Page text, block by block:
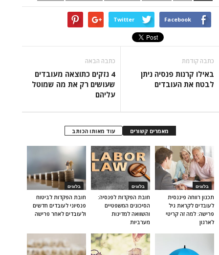
Facebook
Twitter
כתבה קודמת
באילו קרנות פנסיה ניתן
לבטח את העובדים
כתבה הבאה
4 נזקים כתוצאה מעובדים
שעושים רק את מה שמוטל
עליהם
מאמרים קשורים עוד מאותו הכותב
בלוגים
חובת הפקדות לביטוח
פנסיוני לעובדים חדשים
ולעובדים לאחר פרישה
בלוגים
חובת הפקדות לפנסיה:
הסיכונים המשפטיים
והשוואה למדינות
מערביות
בלוגים
תכנון רווחה פיננסית
לעובדים לקראת גיל
פרישה: למה זה קריטי
לארגון